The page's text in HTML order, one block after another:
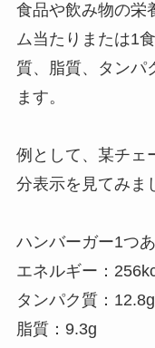
食品や飲み物の栄
ム当たりまたは1
質、脂質、タンパ
ます。
例として、某チェ
分表示を見てみま
ハンバーガー1つ
エネルギー：
タンパク質：12.8g
脂質：9.3g